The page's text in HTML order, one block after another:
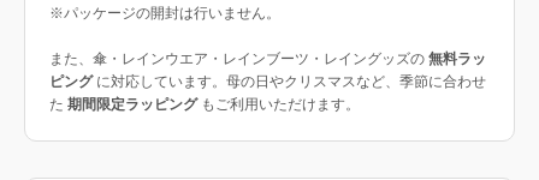
※パッケージの開封は行いません。
また、傘・レインウエア・レインブーツ・レイングッズの 無料ラッ
ピングに対応しています。母の日やクリスマスなど、季節に合わせ
た 期間限定ラッピングもご利用いただけます。